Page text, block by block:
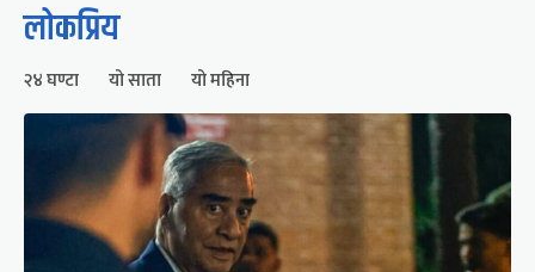
लोकप्रिय
२४ घण्टा यो साता यो महिना